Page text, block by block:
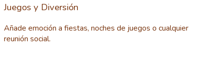
Juegos y Diversión
Añade emoción a fiestas, noches de juegos o cualquier
reunión social.